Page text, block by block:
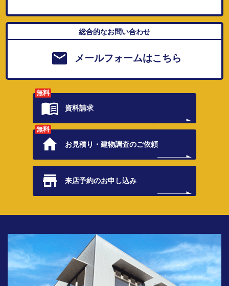
総合的なお問い合わせ
メールフォームはこちら
無料
資料請求
無料
お見積り・建物調査のご依頼
来店予約のお申し込み